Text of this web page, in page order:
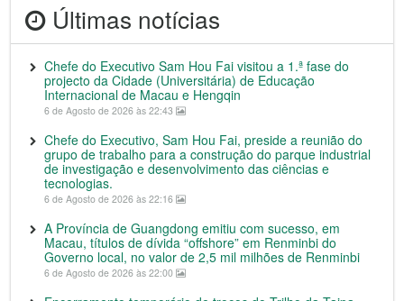
Últimas notícias
Chefe do Executivo Sam Hou Fai visitou a 1.ª fase do
projecto da Cidade (Universitária) de Educação
Internacional de Macau e Hengqin
6 de Agosto de 2026 às 22:43
Chefe do Executivo, Sam Hou Fai, preside a reunião do
grupo de trabalho para a construção do parque industrial
de investigação e desenvolvimento das ciências e
tecnologias.
6 de Agosto de 2026 às 22:16
A Província de Guangdong emitiu com sucesso, em
Macau, títulos de dívida “offshore” em Renminbi do
Governo local, no valor de 2,5 mil milhões de Renminbi
6 de Agosto de 2026 às 22:00